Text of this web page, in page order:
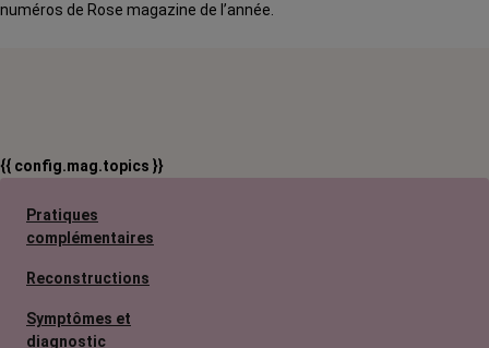
numéros de Rose magazine de l’année.
{{ config.mag.topics }}
Pratiques
complémentaires
Reconstructions
Symptômes et
diagnostic